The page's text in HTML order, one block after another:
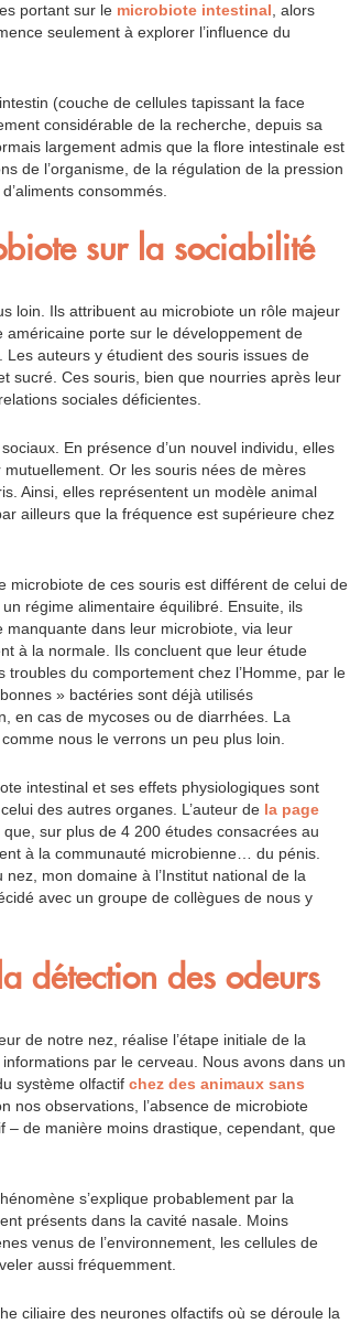
portant sur le microbiote intestinal, alors
seulement à explorer l’influence du
(couche de cellules tapissant la face
considérable de la recherche, depuis sa
largement admis que la flore intestinale est
de l’organisme, de la régulation de la pression
consommés.
sur la sociabilité
loin. Ils attribuent au microbiote un rôle majeur
porte sur le développement de
Les auteurs y étudient des souris issues de
sucré. Ces souris, bien que nourries après leur
sociales déficientes.
En présence d’un nouvel individu, elles
Or les souris nées de mères
Ainsi, elles représentent un modèle animal
ailleurs que la fréquence est supérieure chez
microbiote de ces souris est différent de celui de
régime alimentaire équilibré. Ensuite, ils
manquante dans leur microbiote, via leur
à la normale. Ils concluent que leur étude
du comportement chez l’Homme, par le
» bactéries sont déjà utilisés
en cas de mycoses ou de diarrhées. La
nous le verrons un peu plus loin.
intestinal et ses effets physiologiques sont
des autres organes. L’auteur de la page
sur plus de 4 200 études consacrées au
à la communauté microbienne… du pénis.
mon domaine à l’Institut national de la
avec un groupe de collègues de nous y
détection des odeurs
de notre nez, réalise l’étape initiale de la
par le cerveau. Nous avons dans un
système olfactif chez des animaux sans
nos observations, l’absence de microbiote
– de manière moins drastique, cependant, que
s’explique probablement par la
présents dans la cavité nasale. Moins
venus de l’environnement, les cellules de
aussi fréquemment.
ciliaire des neurones olfactifs où se déroule la